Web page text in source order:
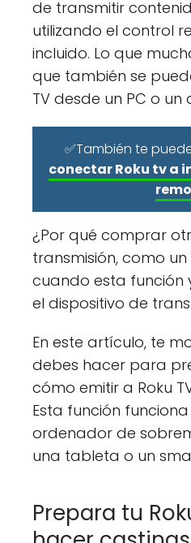
de transmitir
utilizando el control
incluido. Lo que
que también se
TV desde un PC o un
✅También te
conectar Roku tv a
¿Por qué comprar
transmisión, como
cuando esta función
el dispositivo de
En este artículo, te
debes hacer para
cómo emitir a Roku
Esta función
ordenador de
una tableta o un
Prepara tu